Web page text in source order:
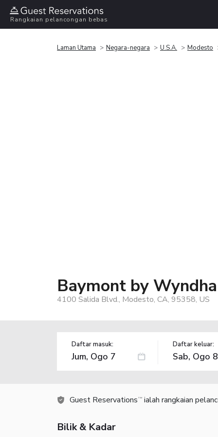
Rangkaian pelancongan bebas
Laman Utama Negara-negara U.S.A. Modesto
Baymont by
4100 Salida Blvd., Modesto, CA, 95358, US
Daftar masuk: Daftar keluar:
Guest Reservations TM ialah rangkaian
Bilik & Kadar